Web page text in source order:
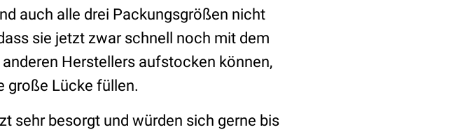
auch alle drei Packungsgrößen nicht
sie jetzt zwar schnell noch mit dem
Herstellers aufstocken können,
große Lücke füllen.
sehr besorgt und würden sich gerne bis